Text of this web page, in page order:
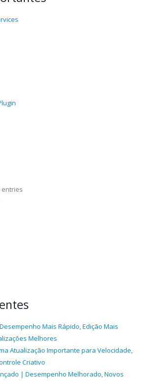
entries
Mais Rápido, Edição Mais
Melhores
Atualização Importante para Velocidade,
Criativo
| Desempenho Melhorado, Novos